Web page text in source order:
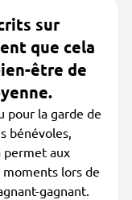
sur
que cela
être de
pour la garde de
bénévoles,
permet aux
lors de
gagnant.